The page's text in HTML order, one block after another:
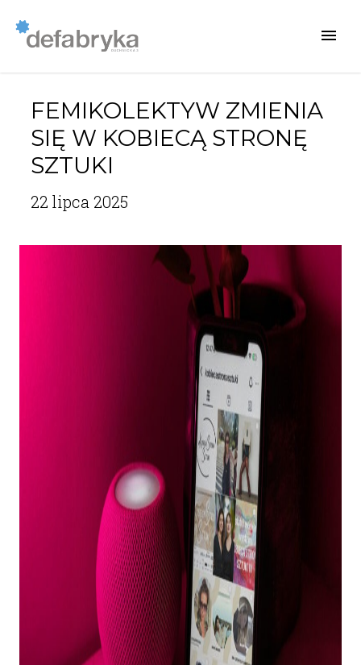
FEMIKOLEKTYW ZMIENIA
SIĘ W KOBIECĄ STRONĘ
SZTUKI
22 lipca 2025